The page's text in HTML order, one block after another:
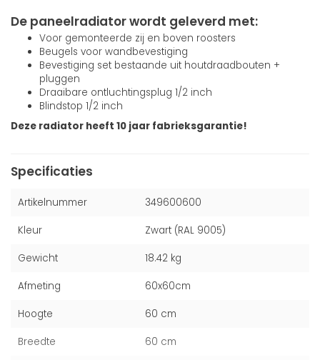
De paneelradiator wordt geleverd met:
Voor gemonteerde zij en boven roosters
Beugels voor wandbevestiging
Bevestiging set bestaande uit houtdraadbouten +
pluggen
Draaibare ontluchtingsplug 1/2 inch
Blindstop 1/2 inch
Deze radiator heeft 10 jaar fabrieksgarantie!
Specificaties
Artikelnummer 349600600
Kleur Zwart (RAL 9005)
Gewicht 18.42 kg
Afmeting 60x60cm
Hoogte 60 cm
Breedte 60 cm